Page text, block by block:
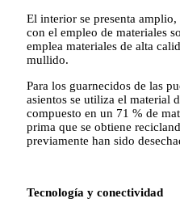
El interior se presenta
con el empleo de materiales
emplea materiales de alta
mullido.
Para los guarnecidos de las
asientos se utiliza el material
compuesto en un 71 % de
prima que se obtiene
previamente han sido
Tecnología y conectividad